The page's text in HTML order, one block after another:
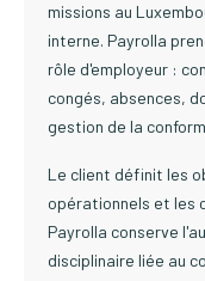
missions au
interne. Payrolla
rôle d'employeur :
congés, absences,
gestion de la
Le client définit les
opérationnels et les
Payrolla conserve
disciplinaire liée au